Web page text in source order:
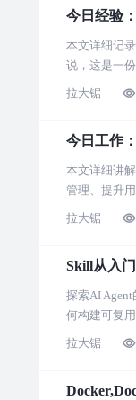
今日经验
本文详细记
说，这是一
拉大锯
今日工作
本文详细讲
管理、提升
拉大锯
Skill从入
探索AI
何构建可复
拉大锯